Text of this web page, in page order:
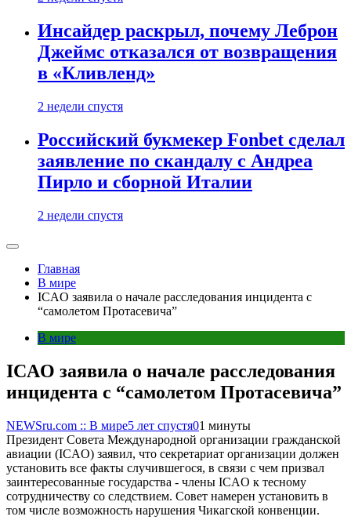
Инсайдер раскрыл, почему Леброн
Джеймс отказался от возвращения
в «Кливленд»
2 недели спустя
Российский букмекер Fonbet сделал
заявление по скандалу с Андреа
Пирло и сборной Италии
2 недели спустя
Главная
В мире
ICAO заявила о начале расследования инцидента с
“самолетом Протасевича”
В мире
ICAO заявила о начале расследования
инцидента с “самолетом Протасевича”
NEWSru.com :: В мире5 лет спустя01 минуты
Президент Совета Международной организации гражданской
авиации (ICAO) заявил, что секретариат организации должен
установить все факты случившегося, в связи с чем призвал
заинтересованные государства - члены ICAO к тесному
сотрудничеству со следствием. Совет намерен установить в
том числе возможность нарушения Чикагской конвенции.